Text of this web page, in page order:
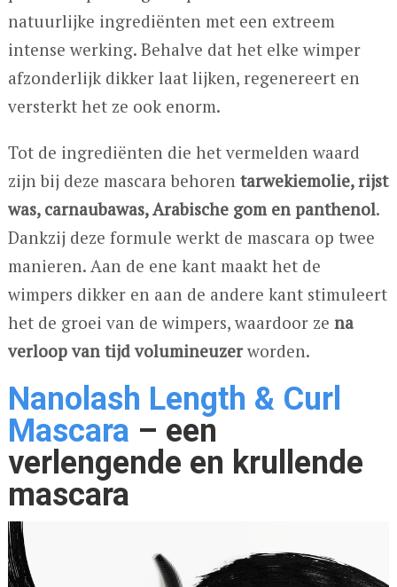
natuurlijke ingrediënten met een extreem
intense werking. Behalve dat het elke wimper
afzonderlijk dikker laat lijken, regenereert en
versterkt het ze ook enorm.
Tot de ingrediënten die het vermelden waard
zijn bij deze mascara behoren tarwekiemolie, rijst
was, carnaubawas, Arabische gom en panthenol.
Dankzij deze formule werkt de mascara op twee
manieren. Aan de ene kant maakt het de
wimpers dikker en aan de andere kant stimuleert
het de groei van de wimpers, waardoor ze na
verloop van tijd volumineuzerworden.
Nanolash Length & Curl
Mascara – een
verlengende en krullende
mascara